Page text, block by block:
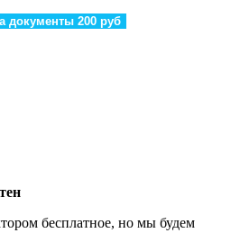
документы 200 руб
бесплатное, но мы будем